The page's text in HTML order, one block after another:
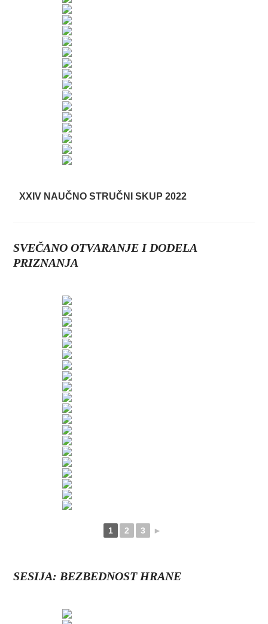
XXIV NAUČNO STRUČNI SKUP 2022
SVEČANO OTVARANJE I DODELA
PRIZNANJA
1 2 3 ►
SESIJA: BEZBEDNOST HRANE